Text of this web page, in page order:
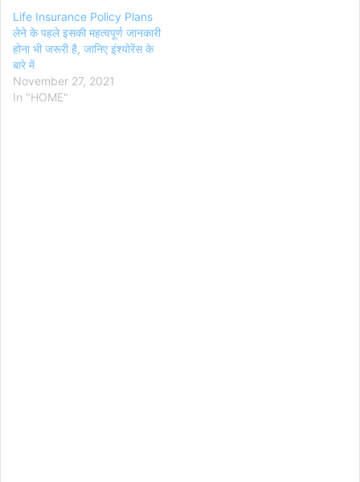
Life Insurance Policy Plans
लेने के पहले इसकी महत्वपूर्ण जानकारी
होना भी जरूरी है, जानिए इंश्योरेंस के
बारे में
November 27, 2021
In "HOME"